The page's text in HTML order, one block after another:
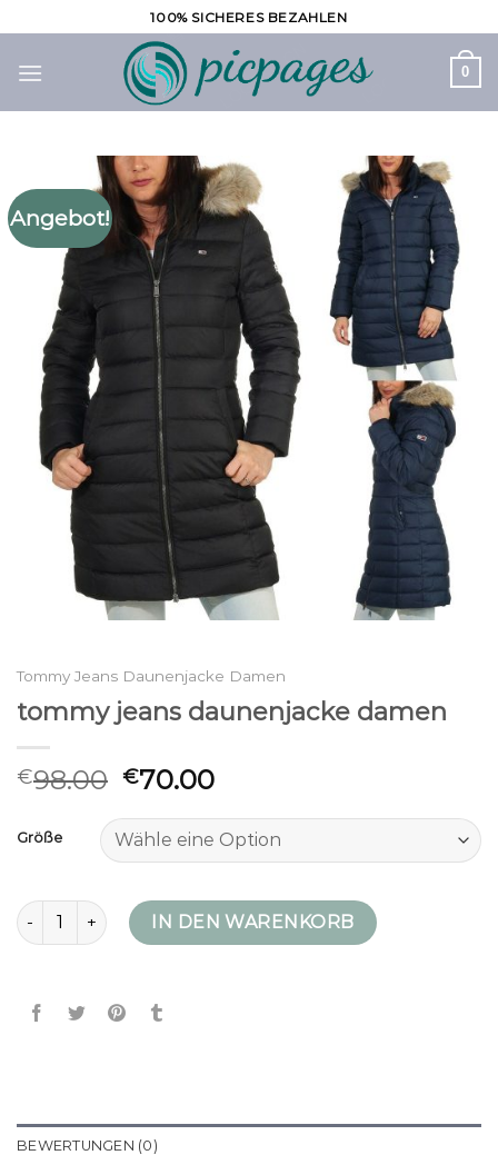
Inhalt
springen
100% SICHERES BEZAHLEN
0
Angebot!
Tommy Jeans Daunenjacke Damen
tommy jeans daunenjacke damen
€98.00 €70.00
Größe
tommy jeans daunenjacke damen Menge
IN DEN WARENKORB
BEWERTUNGEN (0)